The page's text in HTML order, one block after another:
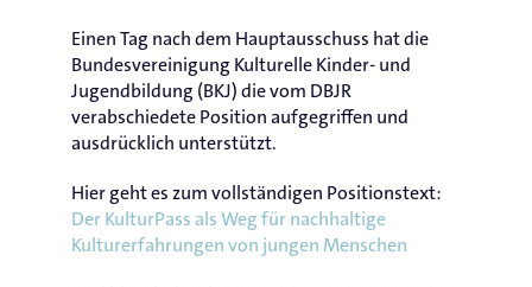
Einen Tag nach dem Hauptausschuss hat die
Bundesvereinigung Kulturelle Kinder- und
Jugendbildung (BKJ) die vom DBJR
verabschiedete Position aufgegriffen und
ausdrücklich unterstützt.
Hier geht es zum vollständigen Positionstext:
Der KulturPass als Weg für nachhaltige
Kulturerfahrungen von jungen Menschen